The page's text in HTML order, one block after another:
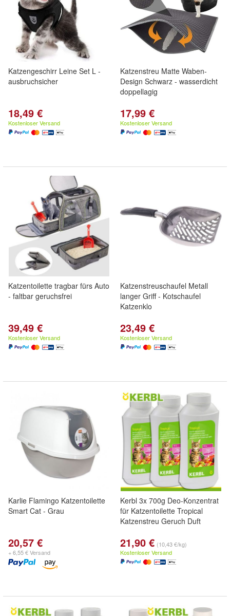
Katzengeschirr Leine Set L -
ausbruchsicher
18,49 €
Kostenloser Versand
Katzenstreu Matte Waben-
Design Schwarz - wasserdicht
doppellagig
17,99 €
Kostenloser Versand
Katzentoilette tragbar fürs Auto
- faltbar geruchsfrei
39,49 €
Kostenloser Versand
Katzenstreuschaufel Metall
langer Griff - Kotschaufel
Katzenklo
23,49 €
Kostenloser Versand
Karlie Flamingo Katzentoilette
Smart Cat - Grau
20,57 €
+ 6,55 € Versand
Kerbl 3x 700g Deo-Konzentrat
für Katzentoilette Tropical
Katzenstreu Geruch Duft
21,90 € (10,43 €/kg)
Kostenloser Versand